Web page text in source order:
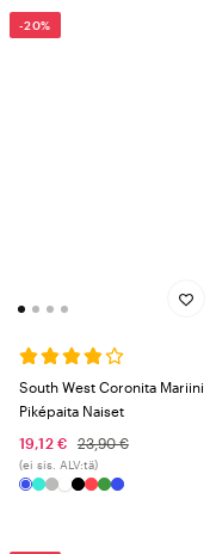
-20%
South West Coronita Mariini
Piképaita Naiset
19,12 €
23,90 €
(ei sis. ALV:tä)